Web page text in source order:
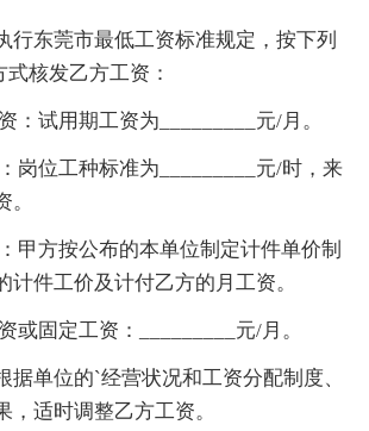
行东莞市最低工资标准规定，按下列
核发乙方工资：
：试用期工资为_________元/月。
岗位工种标准为_________元/时，来
甲方按公布的本单位制定计件单价制
计件工价及计付乙方的月工资。
或固定工资：_________元/月。
据单位的`经营状况和工资分配制度、
，适时调整乙方工资。